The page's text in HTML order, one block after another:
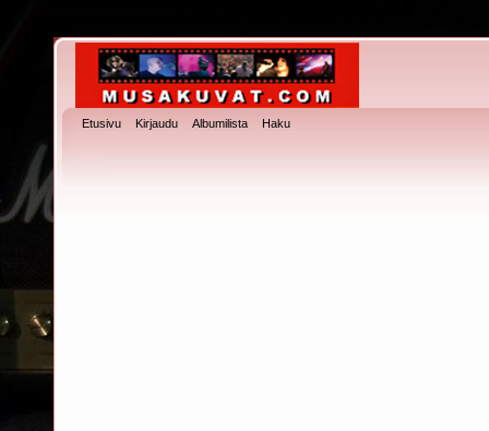
Etusivu Kirjaudu Albumilista Haku